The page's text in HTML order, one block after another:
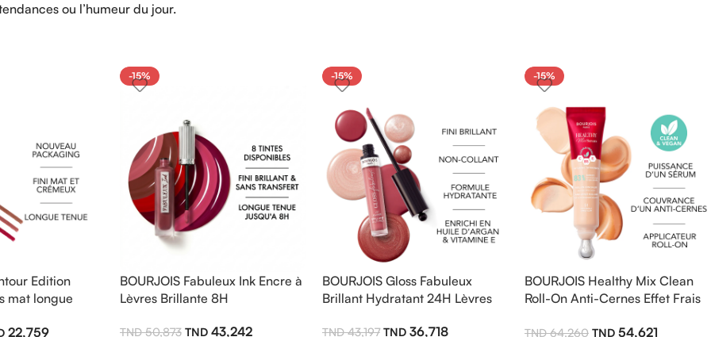
ou l’humeur du jour.
Edition
mat longue
22,759
-15%
BOURJOIS Fabuleux Ink Encre à
Lèvres Brillante 8H
50,873 43,242
-15%
BOURJOIS Gloss Fabuleux
Brillant Hydratant 24H Lèvres
43,197 36,718
-15%
BOURJOIS Healthy Mix Clean
Roll-On Anti-Cernes Effet Frais
Reposé64,260 54,621